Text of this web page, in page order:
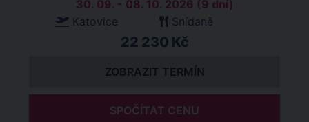
30. 09. - 08. 10. 2026 (9 dní)
Katovice
Snídaně
22 230 Kč
ZOBRAZIT TERMÍN
SPOČÍTAT CENU